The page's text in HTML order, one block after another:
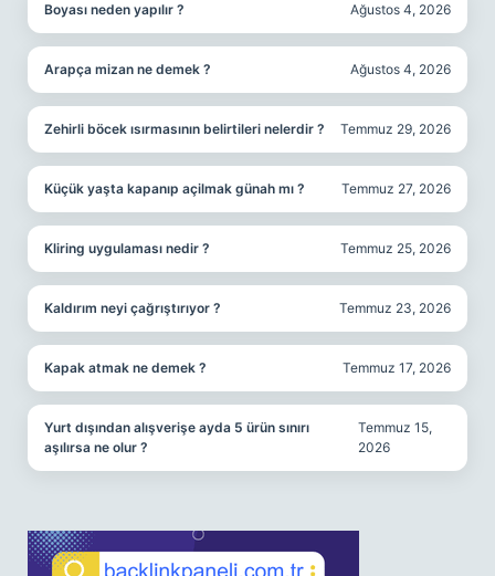
Boyası neden yapılır ? Ağustos 4, 2026
Arapça mizan ne demek ? Ağustos 4, 2026
Zehirli böcek ısırmasının belirtileri nelerdir ? Temmuz 29, 2026
Küçük yaşta kapanıp açilmak günah mı ? Temmuz 27, 2026
Kliring uygulaması nedir ? Temmuz 25, 2026
Kaldırım neyi çağrıştırıyor ? Temmuz 23, 2026
Kapak atmak ne demek ? Temmuz 17, 2026
Yurt dışından alışverişe ayda 5 ürün sınırı
aşılırsa ne olur ?
Temmuz 15,
2026